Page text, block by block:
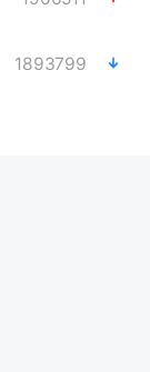
1893799